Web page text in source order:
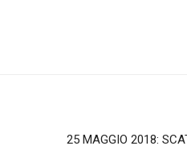
25 MAGGIO 2018: